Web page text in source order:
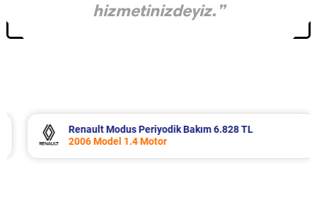
hizmetinizdeyiz.”
Renault Modus Periyodik Bakım 6.828 TL
2006 Model 1.4 Motor